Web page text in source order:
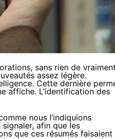
sans rien de
assez légère.
Cette dernière
affiche. L’identification des
nous l’indiquions
afin que les
que ces résumés faisaient